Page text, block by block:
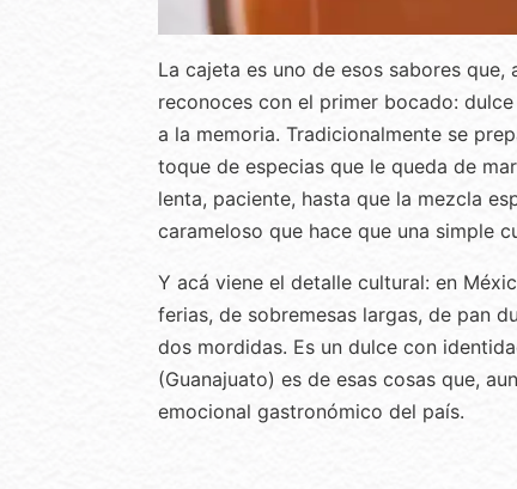
La cajeta es uno de esos sabores
reconoces con el primer bocado:
a la memoria. Tradicionalmente se
toque de especias que le queda de
lenta, paciente, hasta que la mezcla
carameloso que hace que una simple
Y acá viene el detalle cultural: en
ferias, de sobremesas largas, de pan
dos mordidas. Es un dulce con
(Guanajuato) es de esas cosas que,
emocional gastronómico del país.